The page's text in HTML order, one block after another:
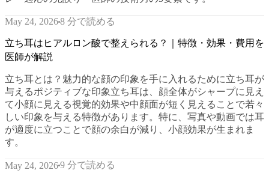
May 24, 20268 分で読める
立ち耳はヒアルロン酸で整えられる？｜特徴・効果・費用を
医師が解説
立ち耳とは？魅力的な顔の印象を手に入れるために立ち耳が
与えるポジティブな印象立ち耳は、顔全体がシャープに見え
て小顔に見える視覚的効果や中顔面が短く見えることで若々
しい印象を与える特徴があります。特に、写真や動画では耳
が適度に立つことで顔の余白が減り、小顔効果が生まれま
す。
May 24, 20269 分で読める